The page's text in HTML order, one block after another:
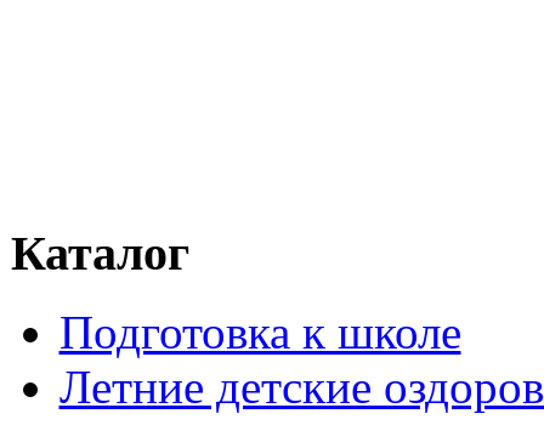
Каталог
Подготовка к школе
Летние детские